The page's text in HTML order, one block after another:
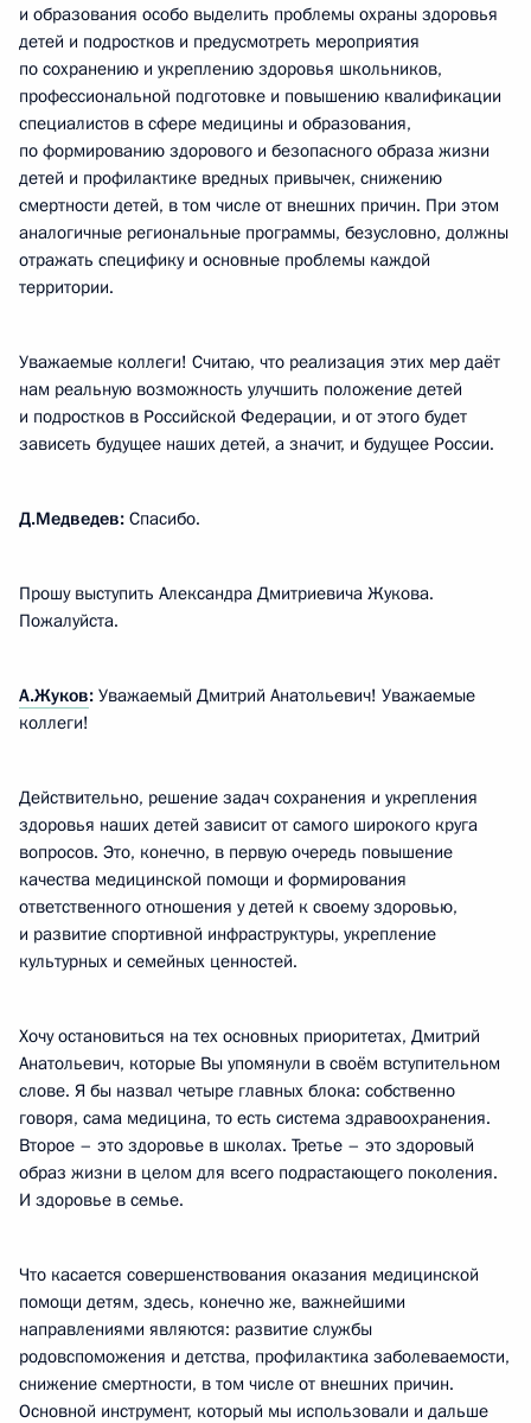
и образования особо выделить проблемы охраны здоровья
детей и подростков и предусмотреть мероприятия
по сохранению и укреплению здоровья школьников,
профессиональной подготовке и повышению квалификации
специалистов в сфере медицины и образования,
по формированию здорового и безопасного образа жизни
детей и профилактике вредных привычек, снижению
смертности детей, в том числе от внешних причин. При этом
аналогичные региональные программы, безусловно, должны
отражать специфику и основные проблемы каждой
территории.
Уважаемые коллеги! Считаю, что реализация этих мер даёт
нам реальную возможность улучшить положение детей
и подростков в Российской Федерации, и от этого будет
зависеть будущее наших детей, а значит, и будущее России.
Д.Медведев: Спасибо.
Прошу выступить Александра Дмитриевича Жукова.
Пожалуйста.
А.Жуков: Уважаемый Дмитрий Анатольевич! Уважаемые
коллеги!
Действительно, решение задач сохранения и укрепления
здоровья наших детей зависит от самого широкого круга
вопросов. Это, конечно, в первую очередь повышение
качества медицинской помощи и формирования
ответственного отношения у детей к своему здоровью,
и развитие спортивной инфраструктуры, укрепление
культурных и семейных ценностей.
Хочу остановиться на тех основных приоритетах, Дмитрий
Анатольевич, которые Вы упомянули в своём вступительном
слове. Я бы назвал четыре главных блока: собственно
говоря, сама медицина, то есть система здравоохранения.
Второе – это здоровье в школах. Третье – это здоровый
образ жизни в целом для всего подрастающего поколения.
И здоровье в семье.
Что касается совершенствования оказания медицинской
помощи детям, здесь, конечно же, важнейшими
направлениями являются: развитие службы
родовспоможения и детства, профилактика заболеваемости,
снижение смертности, в том числе от внешних причин.
Основной инструмент, который мы использовали и дальше